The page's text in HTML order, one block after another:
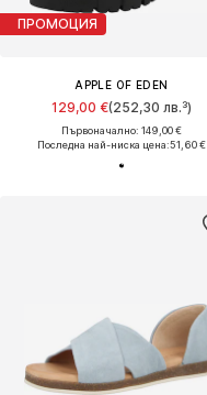
ПРОМОЦИЯ
APPLE OF EDEN
129,00 €(252,30 лв.³)
Първоначално: 149,00 €
Последна най-ниска цена:51,60 €